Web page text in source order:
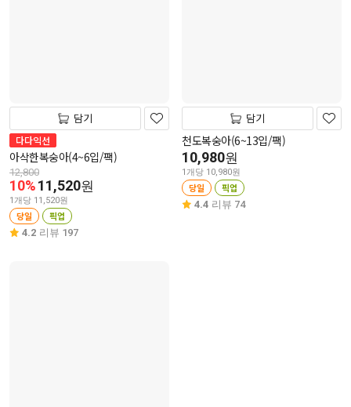
담기
다다익선
아삭한복숭아(4~6입/팩)
12,800
10%11,520원
1개당 11,520원
당일 픽업
4.2 리뷰 197
담기
천도복숭아(6~13입/팩)
10,980원
1개당 10,980원
당일 픽업
4.4 리뷰 74